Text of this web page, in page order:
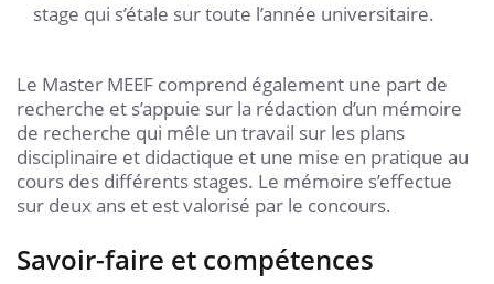
stage qui s’étale sur toute l’année universitaire.
Le Master MEEF comprend également une part de
recherche et s’appuie sur la rédaction d’un mémoire
de recherche qui mêle un travail sur les plans
disciplinaire et didactique et une mise en pratique au
cours des différents stages. Le mémoire s’effectue
sur deux ans et est valorisé par le concours.
Savoir-faire et compétences